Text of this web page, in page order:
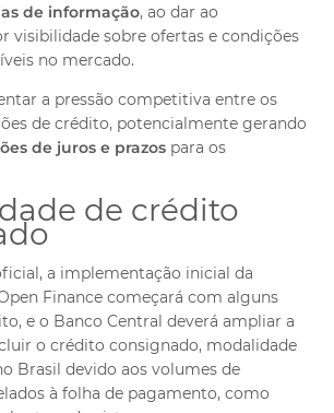
de informação, ao dar ao
visibilidade sobre ofertas e condições
no mercado.
a pressão competitiva entre os
de crédito, potencialmente gerando
de juros e prazos para os
de crédito
a implementação inicial da
Finance começará com alguns
e o Banco Central deverá ampliar a
o crédito consignado, modalidade
Brasil devido aos volumes de
à folha de pagamento, como